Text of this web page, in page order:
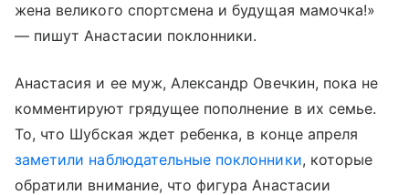
жена великого спортсмена и будущая мамочка!»
— пишут Анастасии поклонники.
Анастасия и ее муж, Александр Овечкин, пока не
комментируют грядущее пополнение в их семье.
То, что Шубская ждет ребенка, в конце апреля
заметили наблюдательные поклонники, которые
обратили внимание, что фигура Анастасии